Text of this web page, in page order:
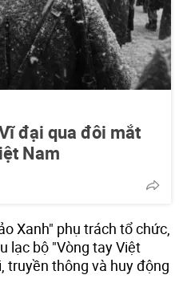
đại qua đôi mắt
Nam
Xanh" phụ trách tổ chức,
lạc bộ "Vòng tay Việt
truyền thông và huy động